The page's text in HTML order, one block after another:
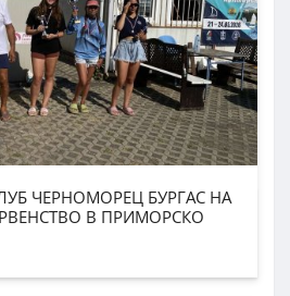
ЧЕРНОМОРЕЦ БУРГАС НА
В ПРИМОРСКО